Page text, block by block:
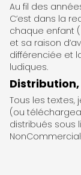
Au fil des
C’est dans la
chaque enfant
et sa raison
différenciée et
ludiques.
Tous les textes,
(ou
distribués sous